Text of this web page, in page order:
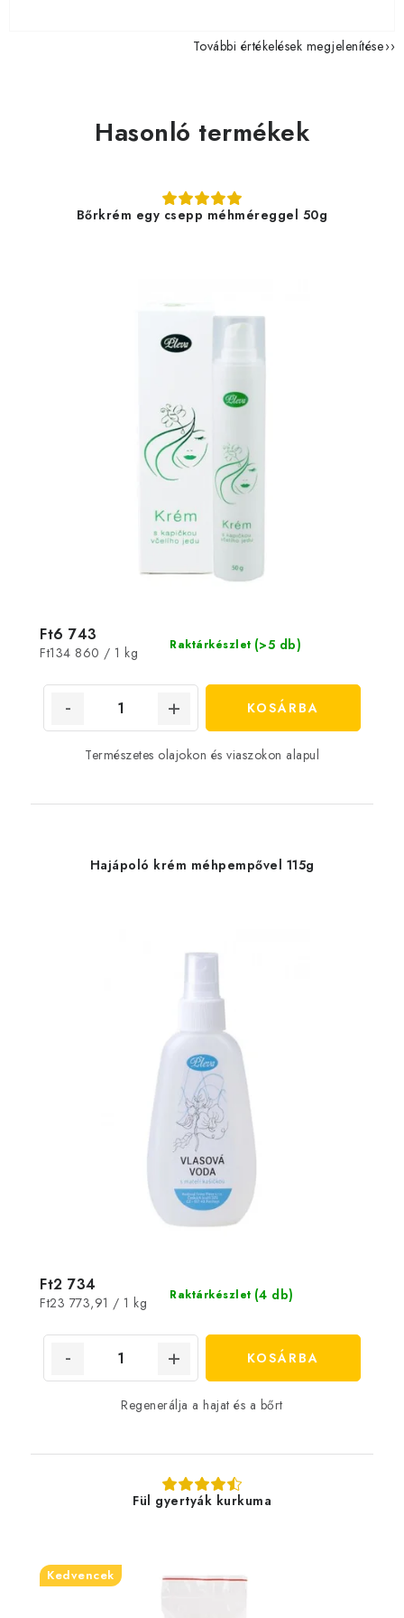
További értékelések megjelenítése
Hasonló termékek
Bőrkrém egy csepp méhméreggel 50g
Raktárkészlet (>5 db)
Ft6 743
Egységár:
Ft134 860 / 1 kg
KOSÁRBA
Természetes olajokon és viaszokon alapul
Hajápoló krém méhpempővel 115g
Raktárkészlet (4 db)
Ft2 734
Egységár:
Ft23 773,91 / 1 kg
KOSÁRBA
Regenerálja a hajat és a bőrt
Fül gyertyák kurkuma
Kedvencek